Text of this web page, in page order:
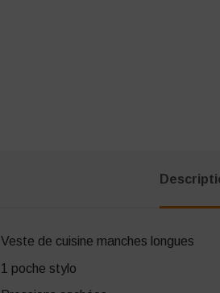
Veste de cuisine manches longues
1 poche stylo